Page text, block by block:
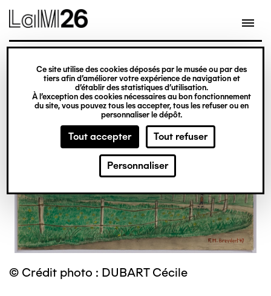
Gestion des cookies
Ce site utilise des cookies déposés par le musée ou par des
tiers afin d’améliorer votre expérience de navigation et
d’établir des statistiques d’utilisation.
À l’exception des cookies nécessaires au bon fonctionnement
du site, vous pouvez tous les accepter, tous les refuser ou en
personnaliser le dépôt.
Tout accepter Tout refuser
Personnaliser
contenu
© Crédit photo : DUBART Cécile